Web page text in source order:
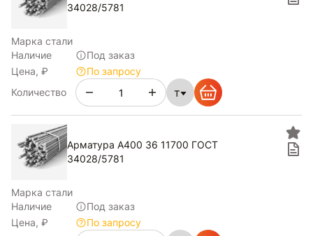
34028/5781
Марка стали
Наличие
Под заказ
Цена, ₽
По запросу
Количество
т
Арматура А400 36 11700 ГОСТ
34028/5781
Марка стали
Наличие
Под заказ
Цена, ₽
По запросу